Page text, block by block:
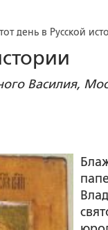
день в Русской
Василия,